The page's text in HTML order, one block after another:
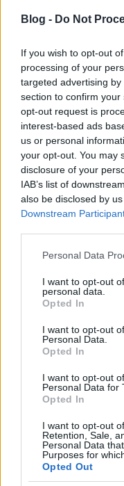
Blog - Do Not
If you wish to opt-out
processing of your
targeted advertising
section to confirm
opt-out request is
interest-based ads
us or personal
your opt-out. You may
disclosure of your
IAB’s list of
also be disclosed by
Downstream
Please note that this
not limited to your visit
grant or deny consent
use your data for
consent section.
Personal Data
I want to opt-out
personal data.
Opted In
I want to opt-out
Personal Data.
Opted In
I want to opt-out
Personal Data for
Opted In
I want to opt-out
Retention, Sale,
Personal Data
Purposes for
Opted Out
KoaX•2025. november 29.
A dán melodeath
élőben felvett
At The Gates